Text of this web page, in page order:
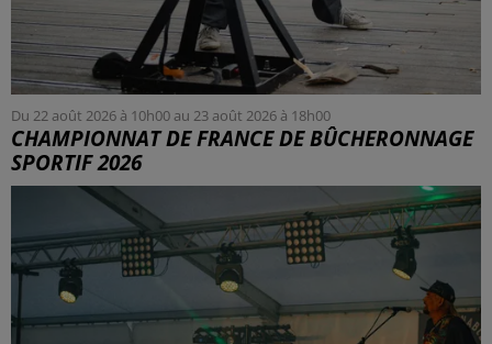
Du 22 août 2026 à 10h00 au 23 août 2026 à 18h00
CHAMPIONNAT DE FRANCE DE BÛCHERONNAGE
SPORTIF 2026